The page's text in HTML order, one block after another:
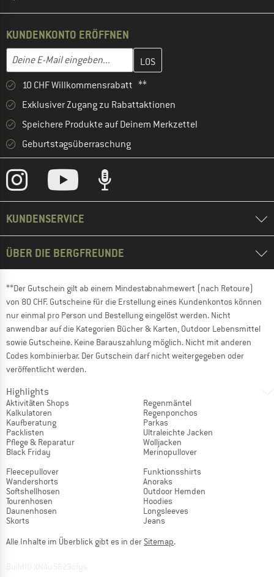
KUNDENKONTO ERÖFFNEN
E-Mail-Adresse
Gib hier deine E-Mail-Adresse ein und erstelle im nächsten
10 CHF Willkommensrabatt **
Exklusiver Zugang zu Rabattaktionen
Speichere Produkte auf Deinem Merkzettel
Geburtstagsüberraschung
KUNDENSERVICE
ÜBER DIE BERGFREUNDE
**Der Gutschein gilt ab einem Mindestabnahmewert (nach Retoure)
von 80 CHF. Gutscheine für die Erstellung eines Kundenkontos können
nur einmal pro Person und Bestellung eingelöst werden. Nicht
anwendbar auf die Kategorien Bücher & Karten, Outdoor Lebensmittel
sowie Gutscheine. Keine Barauszahlung möglich. Nicht mit anderen
Codes kombinierbar. Der Gutschein darf nicht weitergegeben oder
veröffentlicht werden.
Highlights
Aktivitäten Shops
Kalkulatoren
Kaufberatung
Packlisten
Pflege & Reparatur
Black Friday
Regenmäntel
Regenponchos
Parkas
Ultraleichte Jacken
Wolljacken
Merinopullover
Fleecepullover
Wandershorts
Softshellhosen
Tourenhosen
Daunenhosen
Skorts
Funktionsshirts
Anoraks
Outdoor Hemden
Hoodies
Longsleeves
Jeans
Alle Inhalte im Überblick gibt es in der Sitemap.